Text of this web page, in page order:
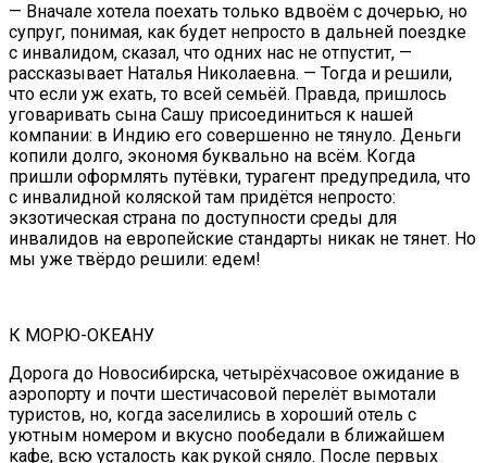
— Вначале хотела поехать только вдвоём с дочерью, но
супруг, понимая, как будет непросто в дальней поездке
с инвалидом, сказал, что одних нас не отпустит, —
рассказывает Наталья Николаевна. — Тогда и решили,
что если уж ехать, то всей семьёй. Правда, пришлось
уговаривать сына Сашу присоединиться к нашей
компании: в Индию его совершенно не тянуло. Деньги
копили долго, экономя буквально на всём. Когда
пришли оформлять путёвки, турагент предупредила, что
с инвалидной коляской там придётся непросто:
экзотическая страна по доступности среды для
инвалидов на европейские стандарты никак не тянет. Но
мы уже твёрдо решили: едем!
К МОРЮ-ОКЕАНУ
Дорога до Новосибирска, четырёхчасовое ожидание в
аэропорту и почти шестичасовой перелёт вымотали
туристов, но, когда заселились в хороший отель с
уютным номером и вкусно пообедали в ближайшем
кафе, всю усталость как рукой сняло. После первых